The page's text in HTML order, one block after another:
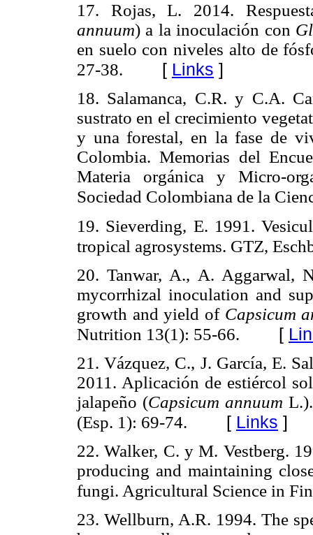
17. Rojas, L. 2014.
annuum) a la inoculación con
en suelo con niveles alto de
27-38. [ Links ]
18. Salamanca, C.R. y C.A.
sustrato en el crecimiento
y una forestal, en la fase de
Colombia. Memorias del
Materia orgánica y Micro-
Sociedad Colombiana de la
19. Sieverding, E. 1991.
tropical agrosystems. GTZ,
20. Tanwar, A., A. Aggarwal,
mycorrhizal inoculation and
growth and yield of Capsicum
Nutrition 13(1): 55-66. [
21. Vázquez, C., J. García, E.
2011. Aplicación de estiércol
jalapeño (Capsicum annuum
(Esp. 1): 69-74. [ Links ]
22. Walker, C. y M. Vestberg.
producing and maintaining
fungi. Agricultural Science in
23. Wellburn, A.R. 1994. The